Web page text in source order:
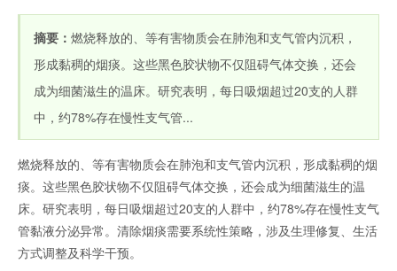
摘要： 燃烧释放的、等有害物质会在肺泡和支气管内沉积，
形成黏稠的烟痰。这些黑色胶状物不仅阻碍气体交换，还会
成为细菌滋生的温床。研究表明，每日吸烟超过20支的人群
中，约78%存在慢性支气管...
燃烧释放的、等有害物质会在肺泡和支气管内沉积，形成黏稠的烟
痰。这些黑色胶状物不仅阻碍气体交换，还会成为细菌滋生的温
床。研究表明，每日吸烟超过20支的人群中，约78%存在慢性支气
管黏液分泌异常。清除烟痰需要系统性策略，涉及生理修复、生活
方式调整及科学干预。